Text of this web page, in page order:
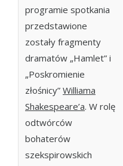
programie spotkania
przedstawione
zostały fragmenty
dramatów „Hamlet” i
„Poskromienie
złośnicy” Williama
Shakespeare’a. W rolę
odtwórców
bohaterów
szekspirowskich